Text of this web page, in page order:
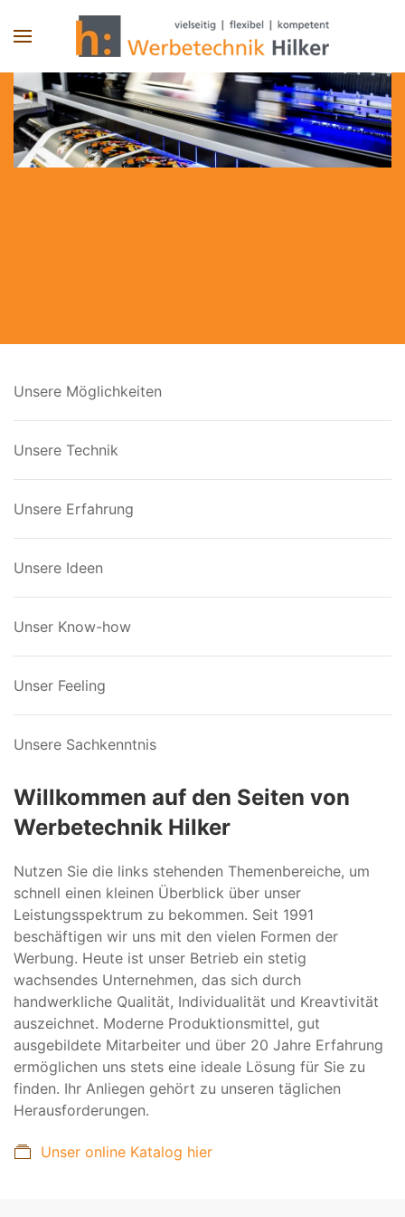
Skip to main content
Unsere Möglichkeiten
Unsere Technik
Unsere Erfahrung
Unsere Ideen
Unser Know-how
Unser Feeling
Unsere Sachkenntnis
Willkommen auf den Seiten von
Werbetechnik Hilker
Nutzen Sie die links stehenden Themenbereiche, um
schnell einen kleinen Überblick über unser
Leistungsspektrum zu bekommen. Seit 1991
beschäftigen wir uns mit den vielen Formen der
Werbung. Heute ist unser Betrieb ein stetig
wachsendes Unternehmen, das sich durch
handwerkliche Qualität, Individualität und Kreavtivität
auszeichnet. Moderne Produktionsmittel, gut
ausgebildete Mitarbeiter und über 20 Jahre Erfahrung
ermöglichen uns stets eine ideale Lösung für Sie zu
finden. Ihr Anliegen gehört zu unseren täglichen
Herausforderungen.
Unser online Katalog hier